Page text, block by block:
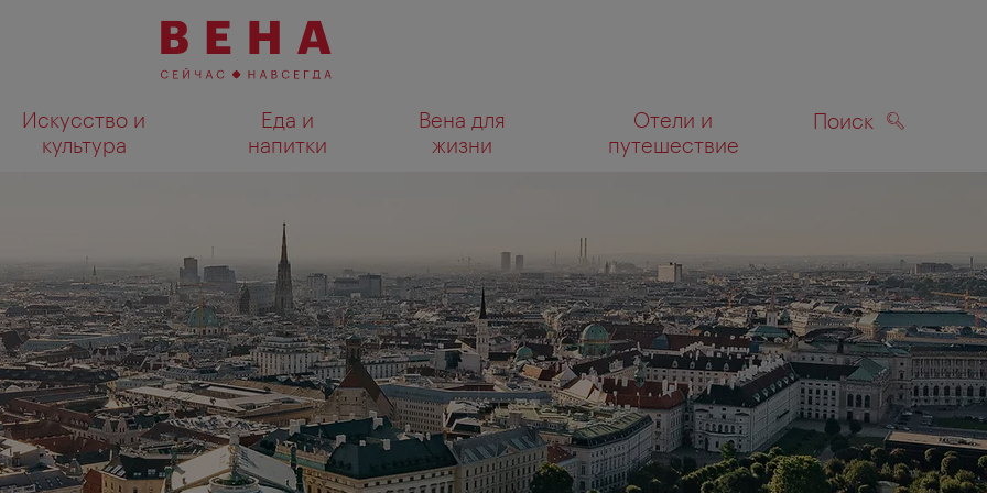
Искусство и
культура
Еда и
напитки
Вена для
жизни
Отели и
путешествие
Поиск